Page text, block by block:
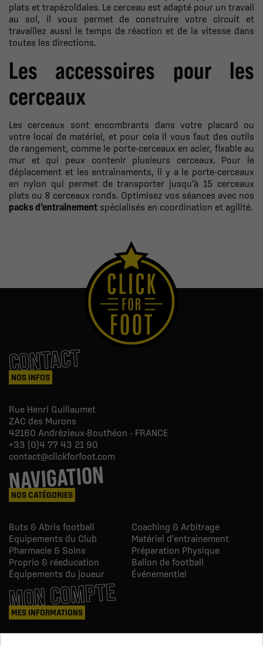
plats et trapézoïdales. Le cerceau est adapté pour un travail
au sol, il vous permet de construire votre circuit et
travaillez aussi le temps de réaction et de la vitesse dans
toutes les directions.
Les accessoires pour les
cerceaux
Les cerceaux sont encombrants dans votre placard ou
votre local de matériel, et pour cela il vous faut des outils
de rangement, comme le porte-cerceaux en acier, fixable au
mur et qui peux contenir plusieurs cerceaux. Pour le
déplacement et les entraînements, il y a le porte-cerceaux
en nylon qui permet de transporter jusqu’à 15 cerceaux
plats ou 8 cerceaux ronds. Optimisez vos séances avec nos
packs d’entraînement spécialisés en coordination et agilité.
CONTACT
NOS INFOS
Rue Henri Guillaumet
ZAC des Murons
42160 Andrézieux-Bouthéon - FRANCE
+33 (0)4 77 43 21 90
contact@clickforfoot.com
NAVIGATION
NOS CATÉGORIES
Buts & Abris football
Coaching & Arbitrage
Equipements du Club
Matériel d'entrainement
Pharmacie & Soins
Préparation Physique
Proprio & réeducation
Ballon de football
Équipements du joueur
Événementiel
MON COMPTE
MES INFORMATIONS